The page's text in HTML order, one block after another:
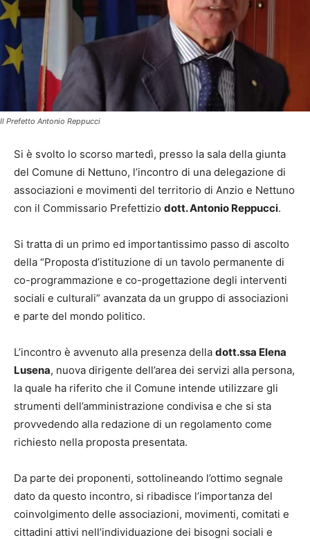
Il Prefetto Antonio Reppucci
Si è svolto lo scorso martedì, presso la sala della giunta
del Comune di Nettuno, l’incontro di una delegazione di
associazioni e movimenti del territorio di Anzio e Nettuno
con il Commissario Prefettizio dott. Antonio Reppucci.
Si tratta di un primo ed importantissimo passo di ascolto
della “Proposta d’istituzione di un tavolo permanente di
co-programmazione e co-progettazione degli interventi
sociali e culturali” avanzata da un gruppo di associazioni
e parte del mondo politico.
L’incontro è avvenuto alla presenza della dott.ssa Elena
Lusena, nuova dirigente dell’area dei servizi alla persona,
la quale ha riferito che il Comune intende utilizzare gli
strumenti dell’amministrazione condivisa e che si sta
provvedendo alla redazione di un regolamento come
richiesto nella proposta presentata.
Da parte dei proponenti, sottolineando l’ottimo segnale
dato da questo incontro, si ribadisce l’importanza del
coinvolgimento delle associazioni, movimenti, comitati e
cittadini attivi nell’individuazione dei bisogni sociali e